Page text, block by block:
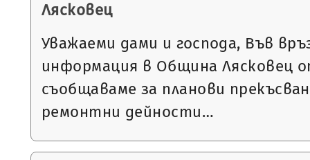
Лясковец
Уважаеми дами и господа, Във
информация в Община Лясковец
съобщаваме за планови
ремонтни дейности…